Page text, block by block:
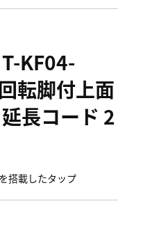
KF04-
転脚付上面
長コード 2
搭載したタップ